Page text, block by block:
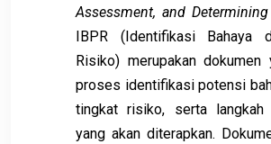
Assessment, and
IBPR (Identifikasi Bahaya
Risiko) merupakan dokumen
proses identifikasi potensi
tingkat risiko, serta langkah
yang akan diterapkan.